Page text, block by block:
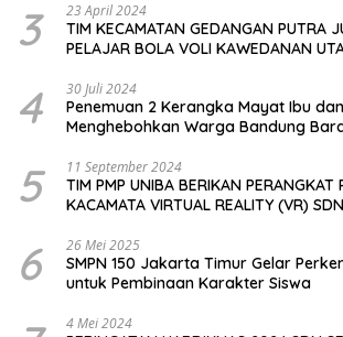
3 23 April 2024
TIM KECAMATAN GEDANGAN PUTRA
PELAJAR BOLA VOLI KAWEDANAN
4 30 Juli 2024
Penemuan 2 Kerangka Mayat Ibu
Menghebohkan Warga Bandung
5 11 September 2024
TIM PMP UNIBA BERIKAN PERANGKAT
KACAMATA VIRTUAL REALITY (VR)
6 26 Mei 2025
SMPN 150 Jakarta Timur Gelar
untuk Pembinaan Karakter Siswa
4 Mei 2024